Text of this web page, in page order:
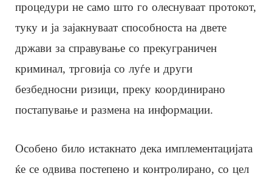
процедури не само што го олеснуваат протокот,
туку и ја зајакнуваат способноста на двете
држави за справување со прекуграничен
криминал, трговија со луѓе и други
безбедносни ризици, преку координирано
постапување и размена на информации.
Особено било истакнато дека имплементацијата
ќе се одвива постепено и контролирано, со цел